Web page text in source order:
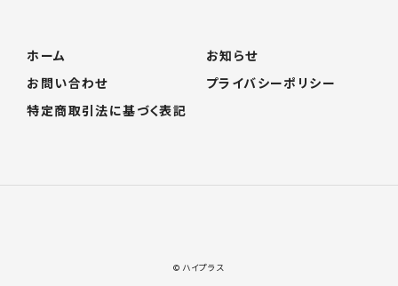
ホーム
お知らせ
お問い合わせ
プライバシーポリシー
特定商取引法に基づく表記
© ハイプラス